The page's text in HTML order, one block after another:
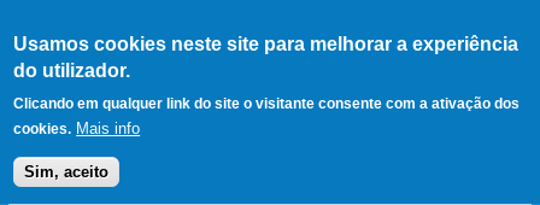
Usamos cookies neste site para melhorar a experiência
do utilizador.
Clicando em qualquer link do site o visitante consente com a ativação dos
cookies. Mais info
Sim, aceito
LERPARAVER , ir para a
página principal
O portal da visão diferente
Menu principal
Notícias